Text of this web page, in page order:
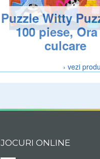
Puzzle Witty
100 piese,
culcare
› vezi
JOCURI ONLINE